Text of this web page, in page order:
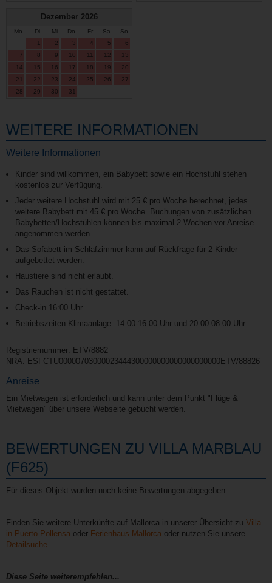
Dezember 2026
Mo Di Mi Do Fr Sa
So
1
2 3 4 5
6
7
8 9 10 11 12
13
14
15 16 17 18 19
20
21
22 23 24 25 26
27
28
29 30 31
WEITERE INFORMATIONEN
Weitere Informationen
Kinder sind willkommen, ein Babybett sowie ein Hochstuhl stehen
kostenlos zur Verfügung.
Jeder weitere Hochstuhl wird mit 25 € pro Woche berechnet, jedes
weitere Babybett mit 45 € pro Woche. Buchungen von zusätzlichen
Babybetten/Hochstühlen können bis maximal 2 Wochen vor Anreise
angenommen werden.
Das Sofabett im Schlafzimmer kann auf Rückfrage für 2 Kinder
aufgebettet werden.
Haustiere sind nicht erlaubt.
Das Rauchen ist nicht gestattet.
Check-in 16:00 Uhr
Betriebszeiten Klimaanlage: 14:00-16:00 Uhr und 20:00-08:00 Uhr
Registriernummer: ETV/8882
NRA: ESFCTU00000703000023444300000000000000000000ETV/88826
Anreise
Ein Mietwagen ist erforderlich und kann unter dem Punkt "Flüge &
Mietwagen" über unsere Webseite gebucht werden.
BEWERTUNGEN ZU VILLA MARBLAU
(F625)
Für dieses Objekt wurden noch keine Bewertungen abgegeben.
Finden Sie weitere Unterkünfte auf Mallorca in unserer Übersicht zu Villa
in Puerto Pollensa oder Ferienhaus Mallorca oder nutzen Sie unsere
Detailsuche.
Diese Seite weiterempfehlen...